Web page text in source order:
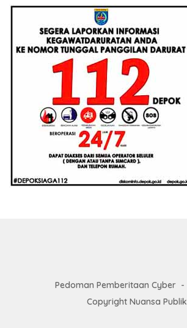
Pedoman Pemberitaan Cyber
Copyright Nuansa Publik